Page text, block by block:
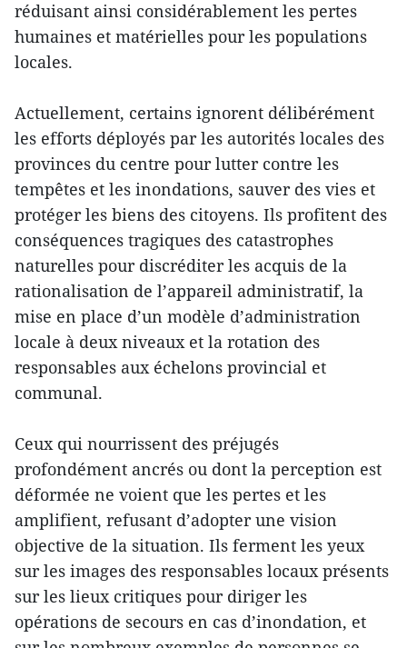
réduisant ainsi considérablement les pertes
humaines et matérielles pour les populations
locales.
Actuellement, certains ignorent délibérément
les efforts déployés par les autorités locales des
provinces du centre pour lutter contre les
tempêtes et les inondations, sauver des vies et
protéger les biens des citoyens. Ils profitent des
conséquences tragiques des catastrophes
naturelles pour discréditer les acquis de la
rationalisation de l’appareil administratif, la
mise en place d’un modèle d’administration
locale à deux niveaux et la rotation des
responsables aux échelons provincial et
communal.
Ceux qui nourrissent des préjugés
profondément ancrés ou dont la perception est
déformée ne voient que les pertes et les
amplifient, refusant d’adopter une vision
objective de la situation. Ils ferment les yeux
sur les images des responsables locaux présents
sur les lieux critiques pour diriger les
opérations de secours en cas d’inondation, et